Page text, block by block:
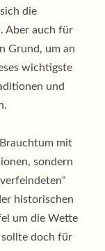
die
Aber auch für
Grund, um an
wichtigste
und
mit
sondern
historischen
um die Wette
sollte doch für